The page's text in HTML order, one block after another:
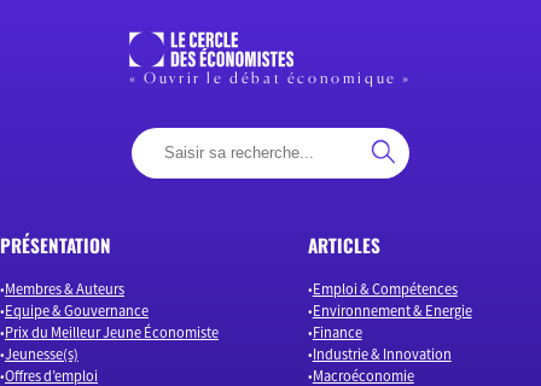
« Ouvrir le débat économique »
PRÉSENTATION
Membres & Auteurs
Equipe & Gouvernance
Prix du Meilleur Jeune Économiste
Jeunesse(s)
Offres d’emploi
ARTICLES
Emploi & Compétences
Environnement & Energie
Finance
Industrie & Innovation
Macroéconomie